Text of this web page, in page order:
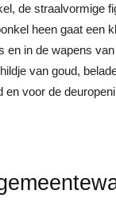
de straalvormige
heen gaat een
en in de wapens
van goud,
voor de